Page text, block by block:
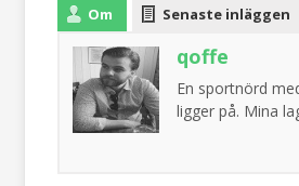
Om Senaste inläggen
qoffe
En sportnörd
ligger på. Mina